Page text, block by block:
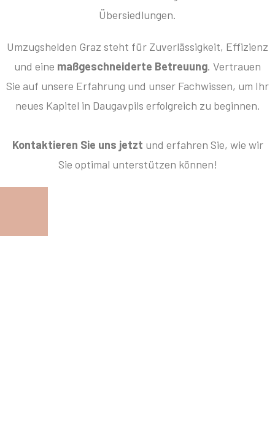
Übersiedlungen.
Umzugshelden Graz steht für Zuverlässigkeit, Effizienz
und eine maßgeschneiderte Betreuung. Vertrauen
Sie auf unsere Erfahrung und unser Fachwissen, um Ihr
neues Kapitel in Daugavpils erfolgreich zu beginnen.
Kontaktieren Sie uns jetzt und erfahren Sie, wie wir
Sie optimal unterstützen können!